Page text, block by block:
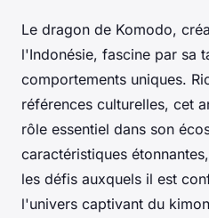
Le dragon de Komodo,
l'Indonésie, fascine par sa
comportements uniques.
références culturelles, cet
rôle essentiel dans son
caractéristiques
les défis auxquels il est
l'univers captivant du